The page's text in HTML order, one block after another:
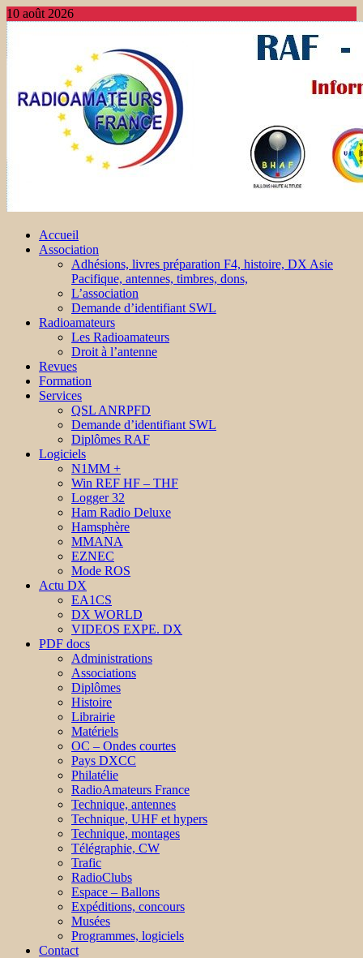
10 août 2026
Accueil
Association
Adhésions, livres préparation F4, histoire, DX Asie
Pacifique, antennes, timbres, dons,
L’association
Demande d’identifiant SWL
Radioamateurs
Les Radioamateurs
Droit à l’antenne
Revues
Formation
Services
QSL ANRPFD
Demande d’identifiant SWL
Diplômes RAF
Logiciels
N1MM +
Win REF HF – THF
Logger 32
Ham Radio Deluxe
Hamsphère
MMANA
EZNEC
Mode ROS
Actu DX
EA1CS
DX WORLD
VIDEOS EXPE. DX
PDF docs
Administrations
Associations
Diplômes
Histoire
Librairie
Matériels
OC – Ondes courtes
Pays DXCC
Philatélie
RadioAmateurs France
Technique, antennes
Technique, UHF et hypers
Technique, montages
Télégraphie, CW
Trafic
RadioClubs
Espace – Ballons
Expéditions, concours
Musées
Programmes, logiciels
Contact